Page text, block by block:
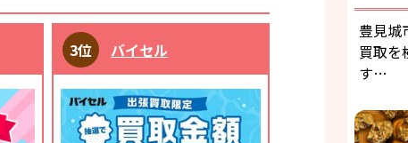
バイセル
豊見城
買取を
す…